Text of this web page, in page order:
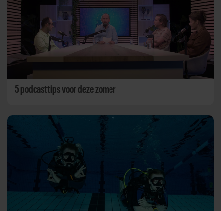
5 podcasttips voor deze zomer